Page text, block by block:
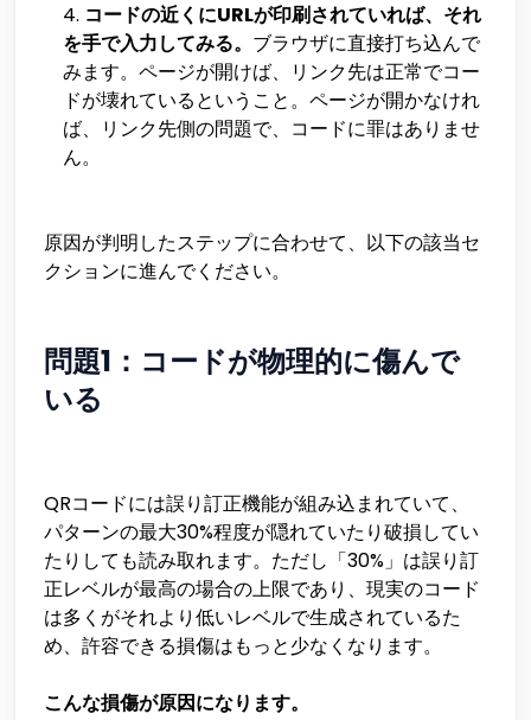
コードの近くにURLが印刷されていれば、それ
を手で入力してみる。 ブラウザに直接打ち込んで
みます。ページが開けば、リンク先は正常でコー
ドが壊れているということ。ページが開かなけれ
ば、リンク先側の問題で、コードに罪はありませ
ん。
原因が判明したステップに合わせて、以下の該当セ
クションに進んでください。
問題1：コードが物理的に傷んで
いる
QRコードには誤り訂正機能が組み込まれていて、
パターンの最大30%程度が隠れていたり破損してい
たりしても読み取れます。ただし「30%」は誤り訂
正レベルが最高の場合の上限であり、現実のコード
は多くがそれより低いレベルで生成されているた
め、許容できる損傷はもっと少なくなります。
こんな損傷が原因になります。